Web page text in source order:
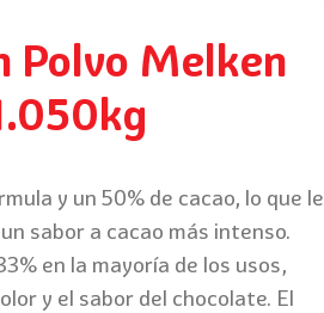
Polvo Melken
y un 50% de cacao, lo que le
sabor a cacao más intenso.
en la mayoría de los usos,
y el sabor del chocolate. El